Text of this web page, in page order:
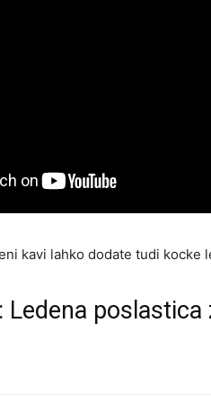
kavi lahko dodate tudi kocke
Ledena